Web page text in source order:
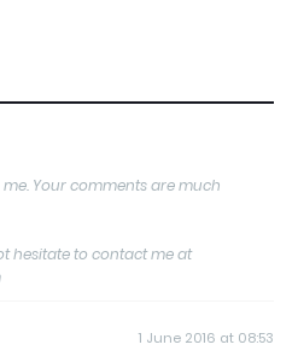
Your comments are much
hesitate to contact me at
1 June 2016 at 08:53